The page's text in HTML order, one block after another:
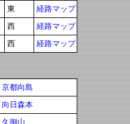
東
経路マップ
西
経路マップ
西 経路マップ
京都向島
向日森本
久御山